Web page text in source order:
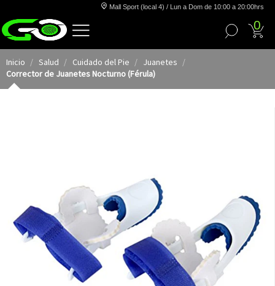
Mall Sport (local 4) / Lun a Dom de 10:00 a 20:00hrs
0
Inicio Salud Cuidado del Pie
Juanetes
Corrector de Juanetes Nocturno (Férula)